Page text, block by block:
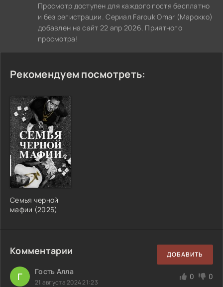
Просмотр доступен для каждого гостя бесплатно
и без регистрации. Сериал Farouk Omar (Марокко)
добавлен на сайт 22 апр 2026. Приятного
просмотра!
Рекомендуем посмотреть:
Семья черной
мафии (2025)
Комментарии ДОБАВИТЬ
Г Гость Алла
21 августа 2024 21:23
0 0